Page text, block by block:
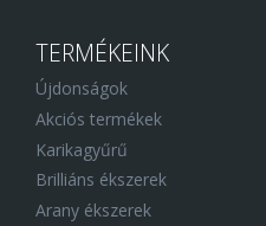
TERMÉKEINK
Újdonságok
Akciós termékek
Karikagyűrű
Brilliáns ékszerek
Arany ékszerek